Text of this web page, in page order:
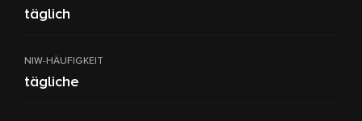
täglich
NIW-HÄUFIGKEIT
tägliche